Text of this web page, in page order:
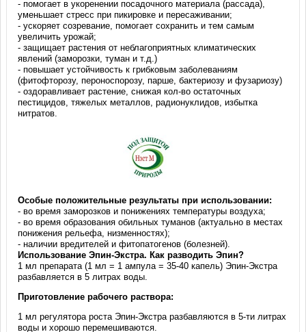
- помогает в укоренении посадочного материала (рассада),
уменьшает стресс при пикировке и пересаживании;
- ускоряет созревание, помогает сохранить и тем самым
увеличить урожай;
- защищает растения от неблагоприятных климатических
явлений (заморозки, туман и т.д.)
- повышает устойчивость к грибковым заболеваниям
(фитофторозу, пероноспорозу, парше, бактериозу и фузариозу)
- оздоравливает растение, снижая кол-во остаточных
пестицидов, тяжелых металлов, радионуклидов, избытка
нитратов.
Особые положительные результаты при использовании:
- во время заморозков и понижениях температуры воздуха;
- во время образования обильных туманов (актуально в местах
понижения рельефа, низменностях);
- наличии вредителей и фитопатогенов (болезней).
Использование Эпин-Экстра. Как разводить Эпин?
1 мл препарата (1 мл = 1 ампула = 35-40 капель) Эпин-Экстра
разбавляется в 5 литрах воды.
Приготовление рабочего раствора:
1 мл регулятора роста Эпин-Экстра разбавляются в 5-ти литрах
воды и хорошо перемешиваются.